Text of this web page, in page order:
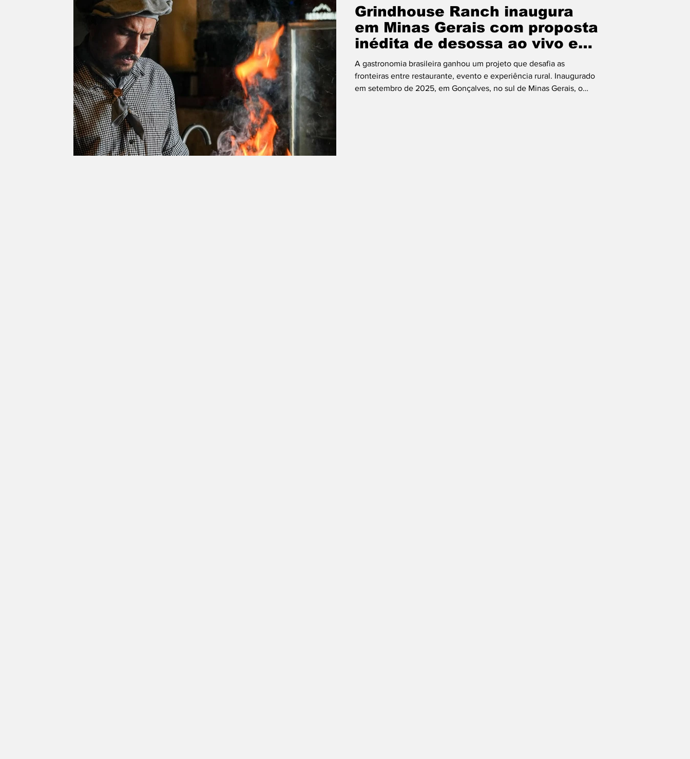
Grindhouse Ranch inaugura
em Minas Gerais com proposta
inédita de desossa ao vivo e
experiência imersiva na Serra
da Mantiqueira
A gastronomia brasileira ganhou um projeto que desafia as
fronteiras entre restaurante, evento e experiência rural. Inaugurado
em setembro de 2025, em Gonçalves, no sul de Minas Gerais, o